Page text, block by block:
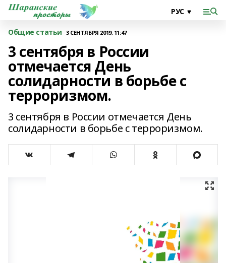
Общие статьи 3 СЕНТЯБРЯ 2019, 11:47
3 сентября в России
отмечается День
солидарности в борьбе с
терроризмом.
3 сентября в России отмечается День
солидарности в борьбе с терроризмом.